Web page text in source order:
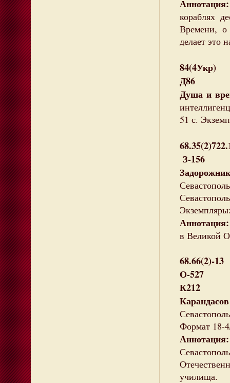
Аннотация:
кораблях
Времени, о
делает это
84(4Укр)
Д86
Душа и
51 с.
З-156
в Великой
68.66(2)-13
О-527
К212
Формат 18-
Аннотация:
училища.